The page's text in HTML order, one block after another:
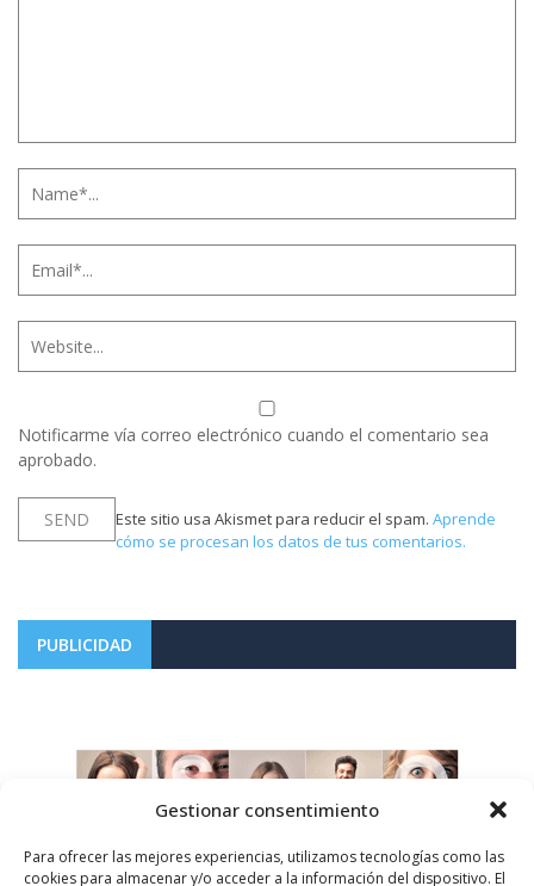
Gestionar consentimiento
Para ofrecer las mejores experiencias, utilizamos tecnologías como las
cookies para almacenar y/o acceder a la información del dispositivo. El
Notificarme vía correo electrónico cuando el comentario sea
aprobado.
Este sitio usa Akismet para reducir el spam. Aprende
cómo se procesan los datos de tus comentarios.
PUBLICIDAD